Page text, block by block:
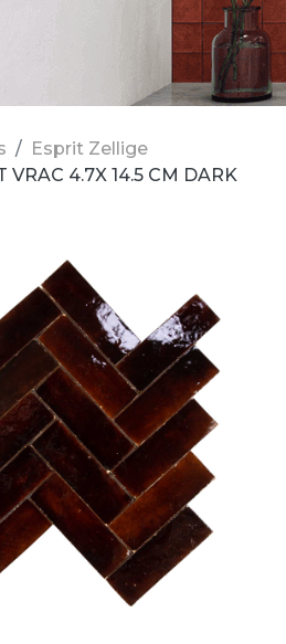
Esprit Zellige
VRAC 4.7X 14.5 CM DARK